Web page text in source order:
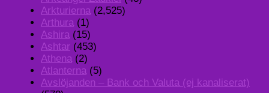
Arkturierna (2,525)
Arthura (1)
Ashira (15)
Ashtar (453)
Athena (2)
Atlanterna (5)
Avslöjanden – Bank och Valuta (ej kanaliserat)